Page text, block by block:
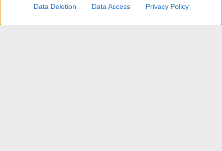
Data Deletion Data Access Privacy Policy